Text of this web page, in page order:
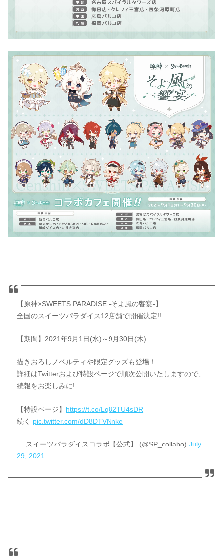
【原神×SWEETS PARADISE -そよ風の饗宴-】
全国のスイーツパラダイス12店舗で開催決定!!
【期間】2021年9月1日(水)～9月30日(木)
描きおろしノベルティや限定グッズも登場！
詳細はTwitterおよび特設ページで順次公開いたしますので、
続報をお楽しみに!
【特設ページ】 https://t.co/Lq82TU4sDR
続く pic.twitter.com/dD8DTVNnke
— スイーツパラダイスコラボ【公式】 (@SP_collabo)July
29, 2021